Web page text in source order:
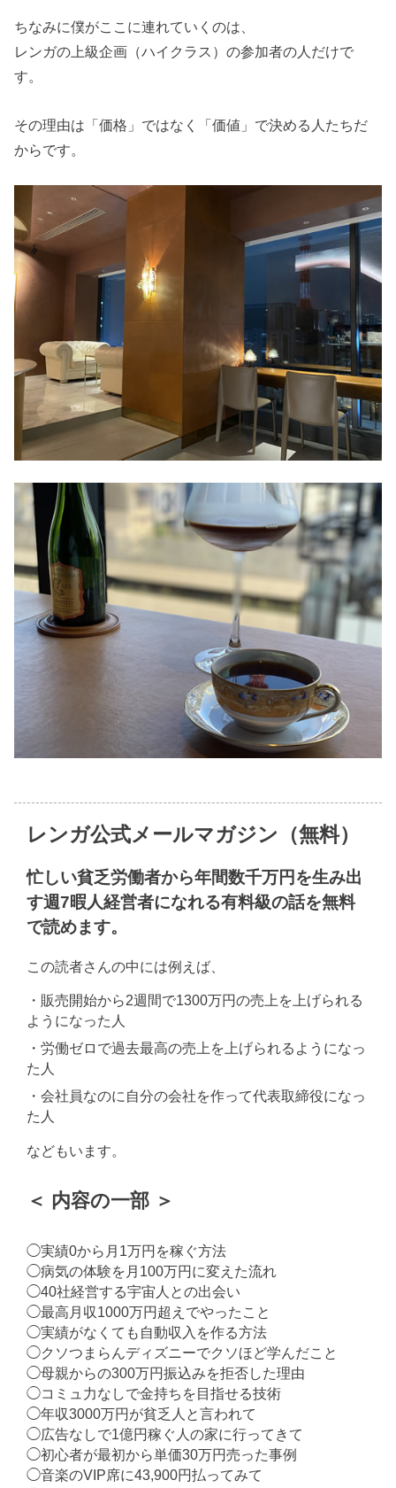
ちなみに僕がここに連れていくのは、
レンガの上級企画（ハイクラス）の参加者の人だけで
す。
その理由は「価格」ではなく「価値」で決める人たちだ
からです。
レンガ公式メールマガジン（無料）
忙しい貧乏労働者から年間数千万円を生み出
す週7暇人経営者になれる有料級の話を無料
で読めます。
この読者さんの中には例えば、
・販売開始から2週間で1300万円の売上を上げられる
ようになった人
・労働ゼロで過去最高の売上を上げられるようになっ
た人
・会社員なのに自分の会社を作って代表取締役になっ
た人
などもいます。
＜ 内容の一部 ＞
◯実績0から月1万円を稼ぐ方法
◯病気の体験を月100万円に変えた流れ
◯40社経営する宇宙人との出会い
◯最高月収1000万円超えでやったこと
◯実績がなくても自動収入を作る方法
◯クソつまらんディズニーでクソほど学んだこと
◯母親からの300万円振込みを拒否した理由
◯コミュ力なしで金持ちを目指せる技術
◯年収3000万円が貧乏人と言われて
◯広告なしで1億円稼ぐ人の家に行ってきて
◯初心者が最初から単価30万円売った事例
◯音楽のVIP席に43,900円払ってみて